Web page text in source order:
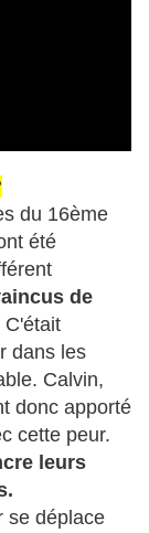
du 16ème
été
de
C'était
dans les
Calvin,
donc apporté
cette peur.
leurs
se déplace